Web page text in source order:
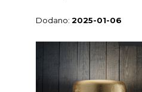
2025-01-06